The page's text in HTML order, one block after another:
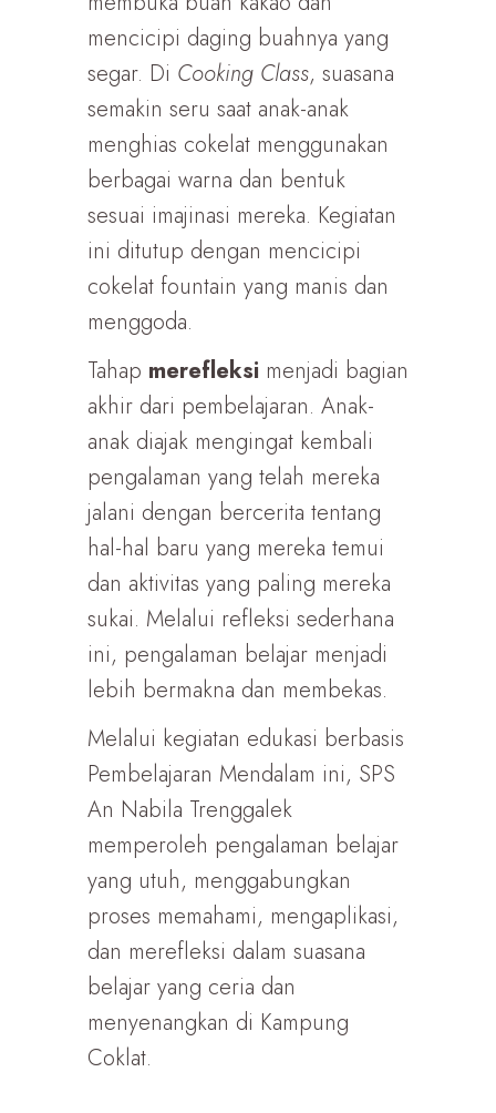
mencicipi daging buahnya yang
segar. Di Cooking Class, suasana
semakin seru saat anak-anak
menghias cokelat menggunakan
berbagai warna dan bentuk
sesuai imajinasi mereka. Kegiatan
ini ditutup dengan mencicipi
cokelat fountain yang manis dan
menggoda.
Tahap merefleksi menjadi bagian
akhir dari pembelajaran. Anak-
anak diajak mengingat kembali
pengalaman yang telah mereka
jalani dengan bercerita tentang
hal-hal baru yang mereka temui
dan aktivitas yang paling mereka
sukai. Melalui refleksi sederhana
ini, pengalaman belajar menjadi
lebih bermakna dan membekas.
Melalui kegiatan edukasi berbasis
Pembelajaran Mendalam ini, SPS
An Nabila Trenggalek
memperoleh pengalaman belajar
yang utuh, menggabungkan
proses memahami, mengaplikasi,
dan merefleksi dalam suasana
belajar yang ceria dan
menyenangkan di Kampung
Coklat.